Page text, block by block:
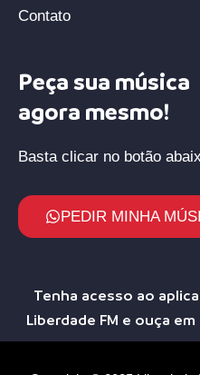
Contato
Peça sua música
agora mesmo!
Basta clicar no botão
PEDIR MINHA
Tenha acesso ao
Liberdade FM e ouça